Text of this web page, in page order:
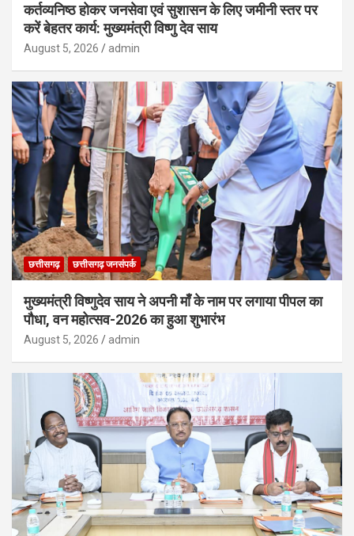
कर्तव्यनिष्ठ होकर जनसेवा एवं सुशासन के लिए जमीनी स्तर पर
करें बेहतर कार्य: मुख्यमंत्री विष्णु देव साय
August 5, 2026 admin
छत्तीसगढ़ छत्तीसगढ़ जनसंपर्क
मुख्यमंत्री विष्णुदेव साय ने अपनी माँ के नाम पर लगाया पीपल का
पौधा, वन महोत्सव-2026 का हुआ शुभारंभ
August 5, 2026 admin